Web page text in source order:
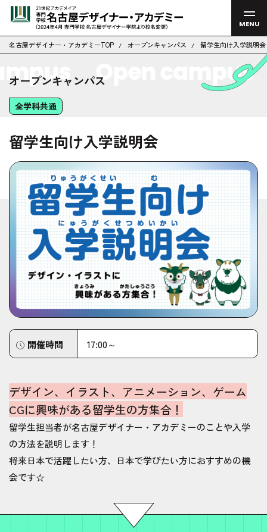
MENU
名古屋デザイナー・アカデミーTOP オープンキャンパス 留学生向け入学説明会
Open campus
オープンキャンパス
全学科共通
留学生向け入学説明会
開催時間 17:00～
デザイン、イラスト、アニメーション、ゲーム
CGに興味がある留学生の方集合！
留学生担当者が名古屋デザイナー・アカデミーのことや入学
の方法を説明します！
将来日本で活躍したい方、日本で学びたい方におすすめの機
会です☆